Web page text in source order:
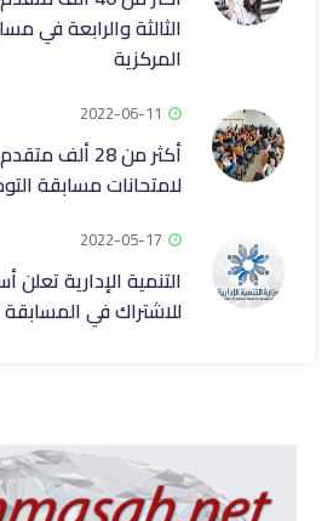
الثالثة والرابعة في
المركزية
2022-06-11
أكثر من 28
لامتحانات مسابقة
2022-05-17
التنمية الإدارية تعلن
للاشتراك في المسابقة